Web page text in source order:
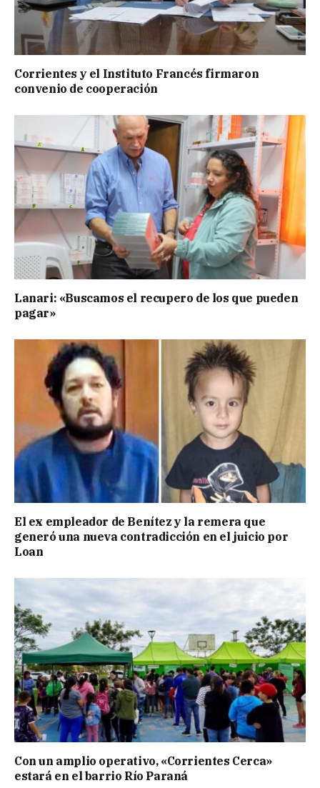
Corrientes y el Instituto Francés firmaron
convenio de cooperación
Lanari: «Buscamos el recupero de los que pueden
pagar»
El ex empleador de Benítez y la remera que
generó una nueva contradicción en el juicio por
Loan
Con un amplio operativo, «Corrientes Cerca»
estará en el barrio Río Paraná